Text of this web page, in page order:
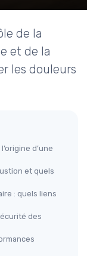
de la
et de la
les douleurs
d’une
et quels
: quels liens
des